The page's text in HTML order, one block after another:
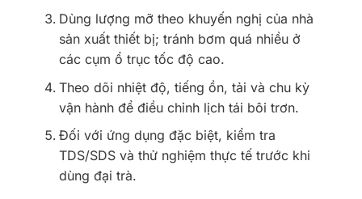
Dùng lượng mỡ theo khuyến nghị của nhà
sản xuất thiết bị; tránh bơm quá nhiều ở
các cụm ổ trục tốc độ cao.
Theo dõi nhiệt độ, tiếng ồn, tải và chu kỳ
vận hành để điều chỉnh lịch tái bôi trơn.
Đối với ứng dụng đặc biệt, kiểm tra
TDS/SDS và thử nghiệm thực tế trước khi
dùng đại trà.